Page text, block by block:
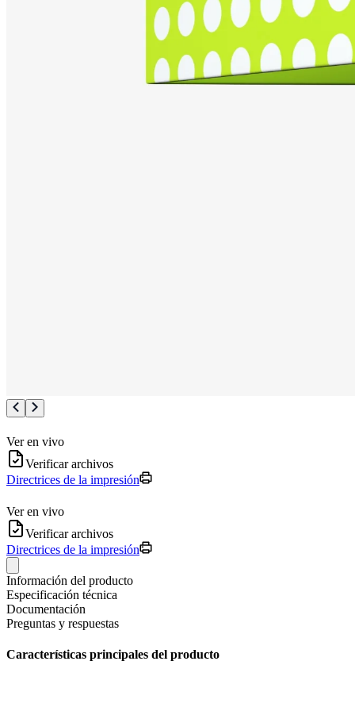
Ver en vivo
Verificar archivos
Directrices de la impresión
Ver en vivo
Verificar archivos
Directrices de la impresión
Información del producto
Especificación técnica
Documentación
Preguntas y respuestas
Características principales del producto